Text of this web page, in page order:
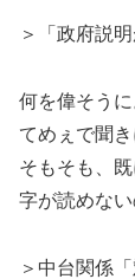
＞「政府説明
何を偉そうに
てめぇで聞き
そもそも、
字が読めない
＞中台関係